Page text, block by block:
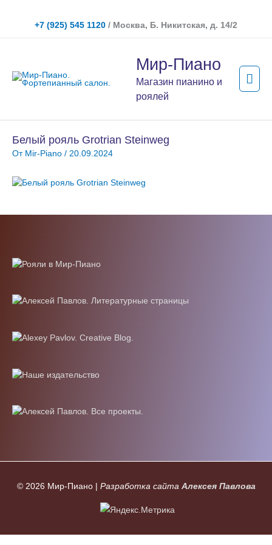
содержимому
+7 (925) 545 1120 / Москва, Б. Никитская, д. 14/2
Мир-Пиано
Магазин пианино и
роялей
Белый рояль Grotrian Steinweg
От Mir-Piano / 20.09.2024
© 2026 Мир-Пиано| Разработка сайта Алексея Павлова